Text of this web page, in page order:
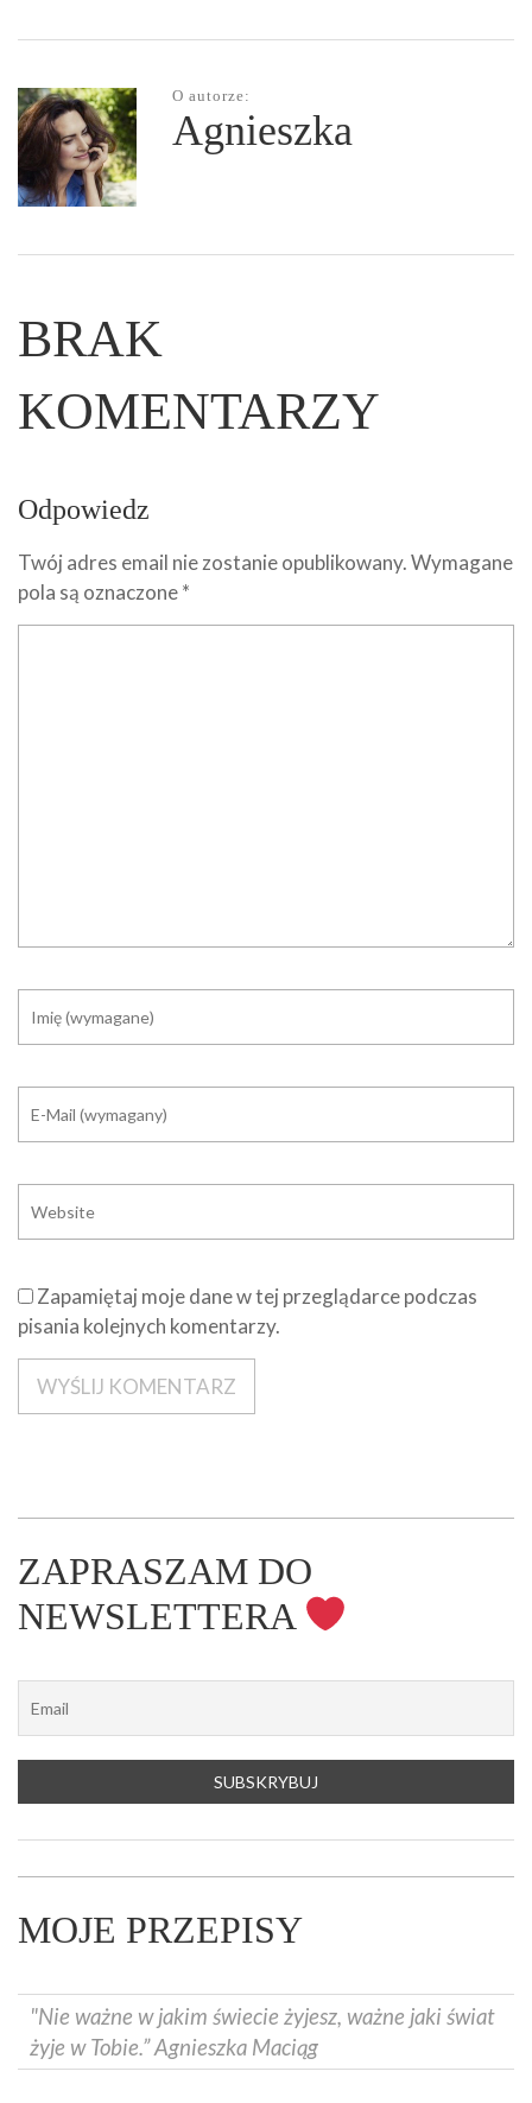
O autorze:
Agnieszka
BRAK
KOMENTARZY
Odpowiedz
Twój adres email nie zostanie opublikowany.Wymagane
pola są oznaczone*
Zapamiętaj moje dane w tej przeglądarce podczas
pisania kolejnych komentarzy.
ZAPRASZAM DO
NEWSLETTERA
MOJE PRZEPISY
"Nie ważne w jakim świecie żyjesz, ważne jaki świat
żyje w Tobie.” Agnieszka Maciąg